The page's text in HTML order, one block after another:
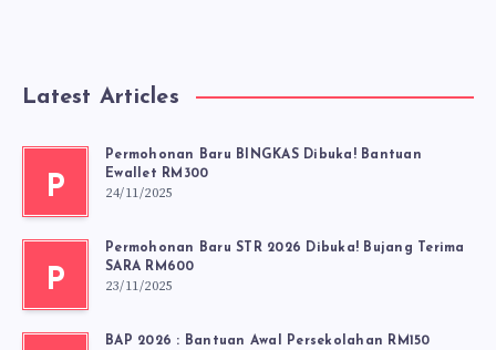
Latest Articles
P
Permohonan Baru BINGKAS Dibuka! Bantuan
Ewallet RM300
24/11/2025
P
Permohonan Baru STR 2026 Dibuka! Bujang Terima
SARA RM600
23/11/2025
BAP 2026 : Bantuan Awal Persekolahan RM150